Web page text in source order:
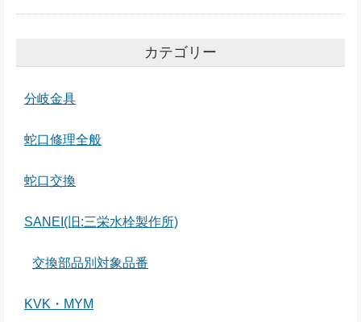
カテゴリー
分岐金具
蛇口修理全般
蛇口交換
SANEI(旧:三栄水栓製作所)
交換部品別対象品番
KVK・MYM